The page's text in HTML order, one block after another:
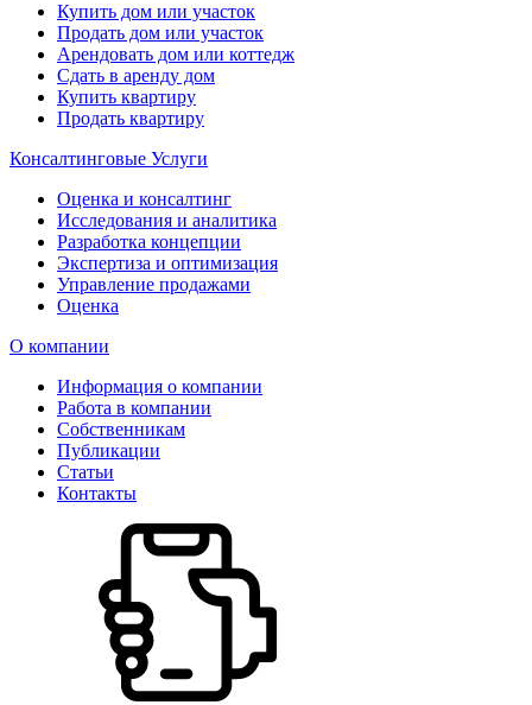
Купить дом или участок
Продать дом или участок
Арендовать дом или коттедж
Сдать в аренду дом
Купить квартиру
Продать квартиру
Консалтинговые Услуги
Оценка и консалтинг
Исследования и аналитика
Разработка концепции
Экспертиза и оптимизация
Управление продажами
Оценка
О компании
Информация о компании
Работа в компании
Собственникам
Публикации
Статьи
Контакты